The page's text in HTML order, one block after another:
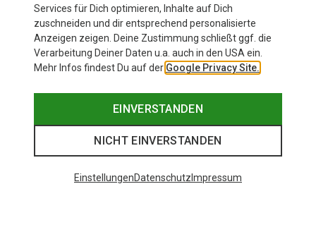
Services für Dich optimieren, Inhalte auf Dich
zuschneiden und dir entsprechend personalisierte
Anzeigen zeigen. Deine Zustimmung schließt ggf. die
Verarbeitung Deiner Daten u.a. auch in den USA ein.
Mehr Infos findest Du auf der Google Privacy Site.
EINVERSTANDEN
NICHT EINVERSTANDEN
EinstellungenDatenschutz Impressum